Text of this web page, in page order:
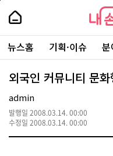
본
로
가
내
손
안
에
서
울
-
서
울
시
대
표
소
내
손
에
울
주
요
서
뉴스홈 기획·이슈 분
외국인 커뮤니티 문
admin
발행일 2008.03.14. 00:00
수정일 2008.03.14. 00:00
페
상
단
로